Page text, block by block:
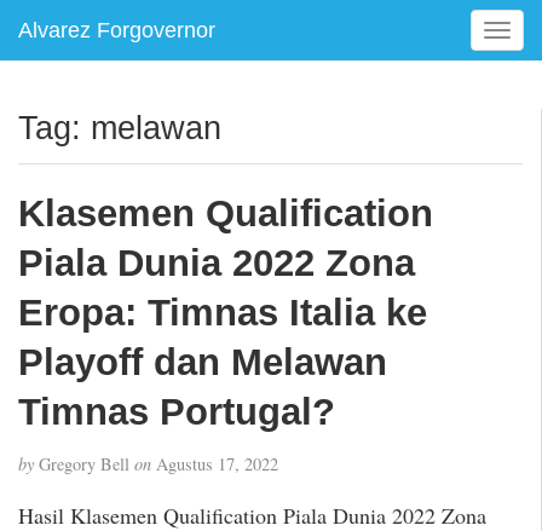
Alvarez Forgovernor
T
o
e
Tag: melawan
Klasemen Qualification
Piala Dunia 2022 Zona
Eropa: Timnas Italia ke
Playoff dan Melawan
Timnas Portugal?
by Gregory Bell on Agustus 17, 2022
Hasil Klasemen Qualification Piala Dunia 2022 Zona